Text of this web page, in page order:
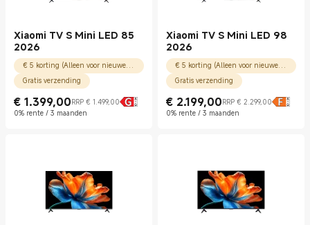
Xiaomi TV S Mini LED 85
2026
€ 5 korting (Alleen voor nieuwe gebruikers)
Gratis verzending
€ 1.399,00
Current Price € 1399.00RRP € 1.499,00
Marktprijs € 1.499,00
0% rente / 3 maanden
Xiaomi TV S Mini LED 98
2026
€ 5 korting (Alleen voor nieuwe gebruikers)
Gratis verzending
€ 2.199,00
Current Price € 2199.00RRP € 2.299,00
Marktprijs € 2.299,00
0% rente / 3 maanden